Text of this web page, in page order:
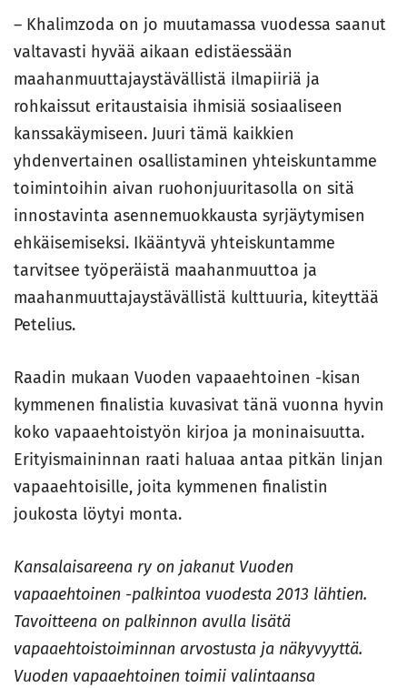
– Khalimzoda on jo muutamassa vuodessa saanut
valtavasti hyvää aikaan edistäessään
maahanmuuttajaystävällistä ilmapiiriä ja
rohkaissut eritaustaisia ihmisiä sosiaaliseen
kanssakäymiseen. Juuri tämä kaikkien
yhdenvertainen osallistaminen yhteiskuntamme
toimintoihin aivan ruohonjuuritasolla on sitä
innostavinta asennemuokkausta syrjäytymisen
ehkäisemiseksi. Ikääntyvä yhteiskuntamme
tarvitsee työperäistä maahanmuuttoa ja
maahanmuuttajaystävällistä kulttuuria, kiteyttää
Petelius.
Raadin mukaan Vuoden vapaaehtoinen -kisan
kymmenen finalistia kuvasivat tänä vuonna hyvin
koko vapaaehtoistyön kirjoa ja moninaisuutta.
Erityismaininnan raati haluaa antaa pitkän linjan
vapaaehtoisille, joita kymmenen finalistin
joukosta löytyi monta.
Kansalaisareena ry on jakanut Vuoden
vapaaehtoinen -palkintoa vuodesta 2013 lähtien.
Tavoitteena on palkinnon avulla lisätä
vapaaehtoistoiminnan arvostusta ja näkyvyyttä.
Vuoden vapaaehtoinen toimii valintaansa